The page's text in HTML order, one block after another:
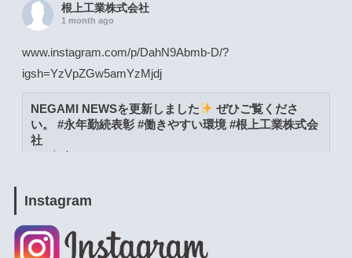
根上工業株式会社
1 month ago
www.instagram.com/p/DahN9Abmb-D/?
igsh=YzVpZGw5amYzMjdj
NEGAMI NEWSを更新しました
ぜひご覧くださ
い。 #永年勤続表彰 #働きやすい環境 #根上工業株式会
社
www.instagram.com
根上工業株式会社
1 month ago
Instagram